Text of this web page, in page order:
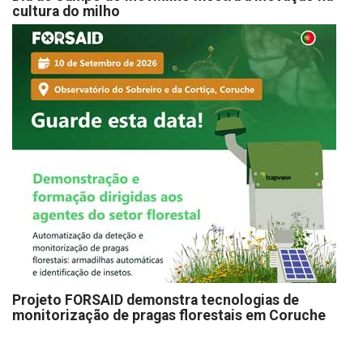
cultura do milho
Projeto FORSAID demonstra tecnologias de
monitorização de pragas florestais em Coruche